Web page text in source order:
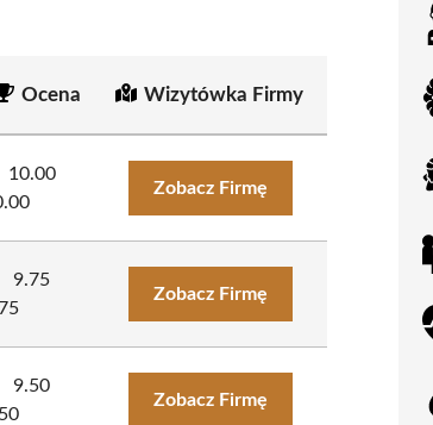
Ocena Wizytówka Firmy
10.00
Zobacz Firmę
9.75
Zobacz Firmę
9.50
Zobacz Firmę